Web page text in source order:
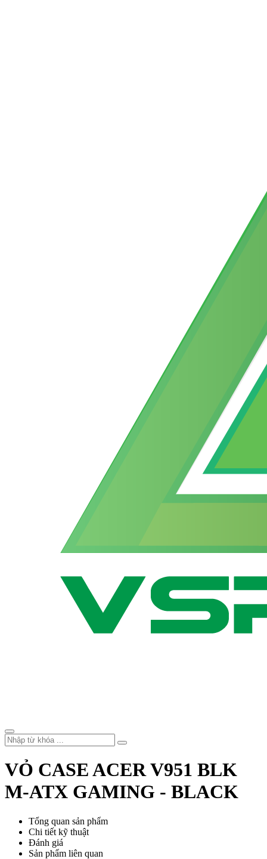
VỎ CASE ACER V951 BLK
M-ATX GAMING - BLACK
Tổng quan sản phẩm
Chi tiết kỹ thuật
Đánh giá
Sản phẩm liên quan